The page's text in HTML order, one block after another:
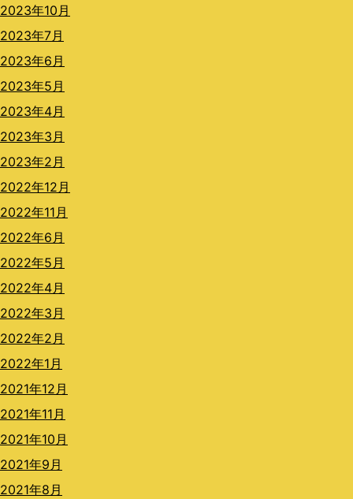
2023年10月
2023年7月
2023年6月
2023年5月
2023年4月
2023年3月
2023年2月
2022年12月
2022年11月
2022年6月
2022年5月
2022年4月
2022年3月
2022年2月
2022年1月
2021年12月
2021年11月
2021年10月
2021年9月
2021年8月